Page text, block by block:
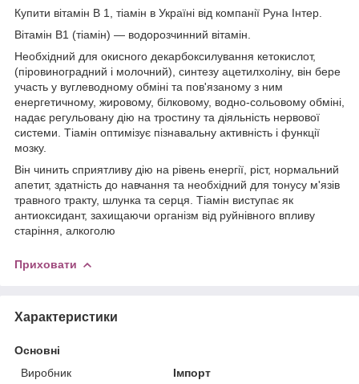
Купити вітамін В 1, тіамін в Україні від компанії Руна Інтер.
Вітамін B1 (тіамін) — водорозчинний вітамін.
Необхідний для окисного декарбоксилування кетокислот,
(піровиноградний і молочний), синтезу ацетилхоліну, він бере
участь у вуглеводному обміні та пов'язаному з ним
енергетичному, жировому, білковому, водно-сольовому обміні,
надає регульовану дію на тростину та діяльність нервової
системи. Тіамін оптимізує пізнавальну активність і функції
мозку.
Він чинить сприятливу дію на рівень енергії, ріст, нормальний
апетит, здатність до навчання та необхідний для тонусу м'язів
травного тракту, шлунка та серця. Тіамін виступає як
антиоксидант, захищаючи організм від руйнівного впливу
старіння, алкоголю
Приховати
Характеристики
Основні
Виробник
Імпорт